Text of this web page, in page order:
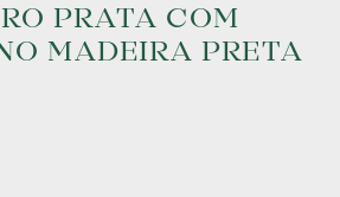
PRATA COM
MADEIRA PRETA